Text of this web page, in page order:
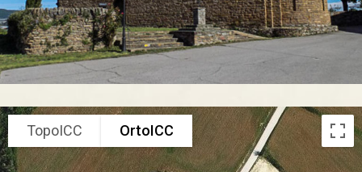
TopoICC OrtoICC